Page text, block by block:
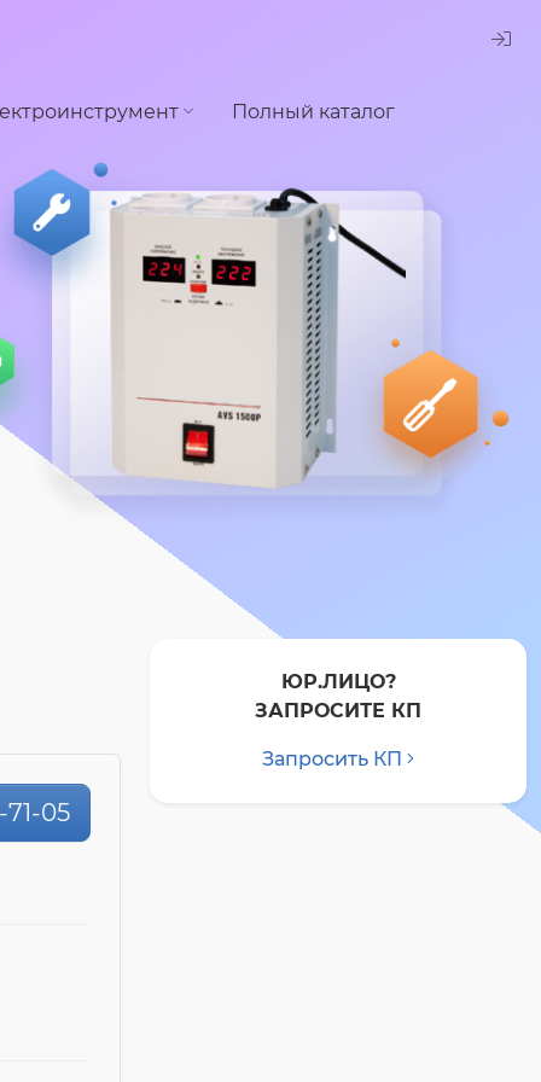
Полный каталог
71-05
ЮР.ЛИЦО?
ЗАПРОСИТЕ КП
Запросить КП